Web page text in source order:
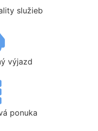
služieb
výjazd
ponuka